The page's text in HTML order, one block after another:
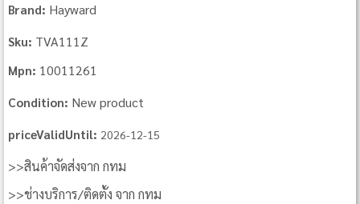
Brand: Hayward
Sku: TVA111Z
Mpn: 10011261
Condition: New product
priceValidUntil: 2026-12-15
>>สินค้าจัดส่งจาก กทม
>>ช่างบริการ/ติดตั้ง จาก กทม